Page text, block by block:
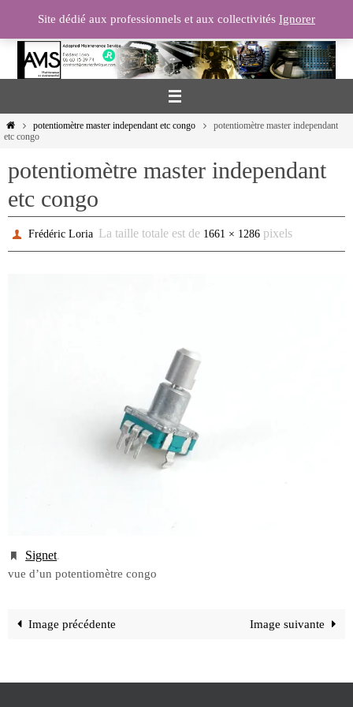
le
contenu
Homepotentiomètre master independant etc congo
potentiomètre master independant
etc congo
potentiomètre master independant
etc congo
Frédéric Loria La taille totale est de 1661 × 1286 pixels
Signet.
vue d’un potentiomètre congo
Image précédente Image suivante
Site dédié aux professionnels et aux collectivités Ignorer